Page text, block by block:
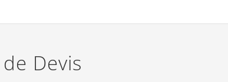
Devis